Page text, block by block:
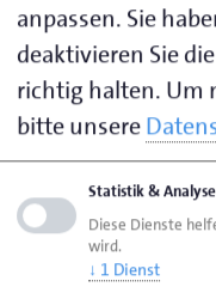
Janssen,
Svea
29
Seite drucken
aktualisiert am 28.
anpassen. Sie
deaktivieren Sie
richtig halten. Um
bitte unsere
Statistik & Analyse
Diese Dienste
wird.
↓ 1 Dienst